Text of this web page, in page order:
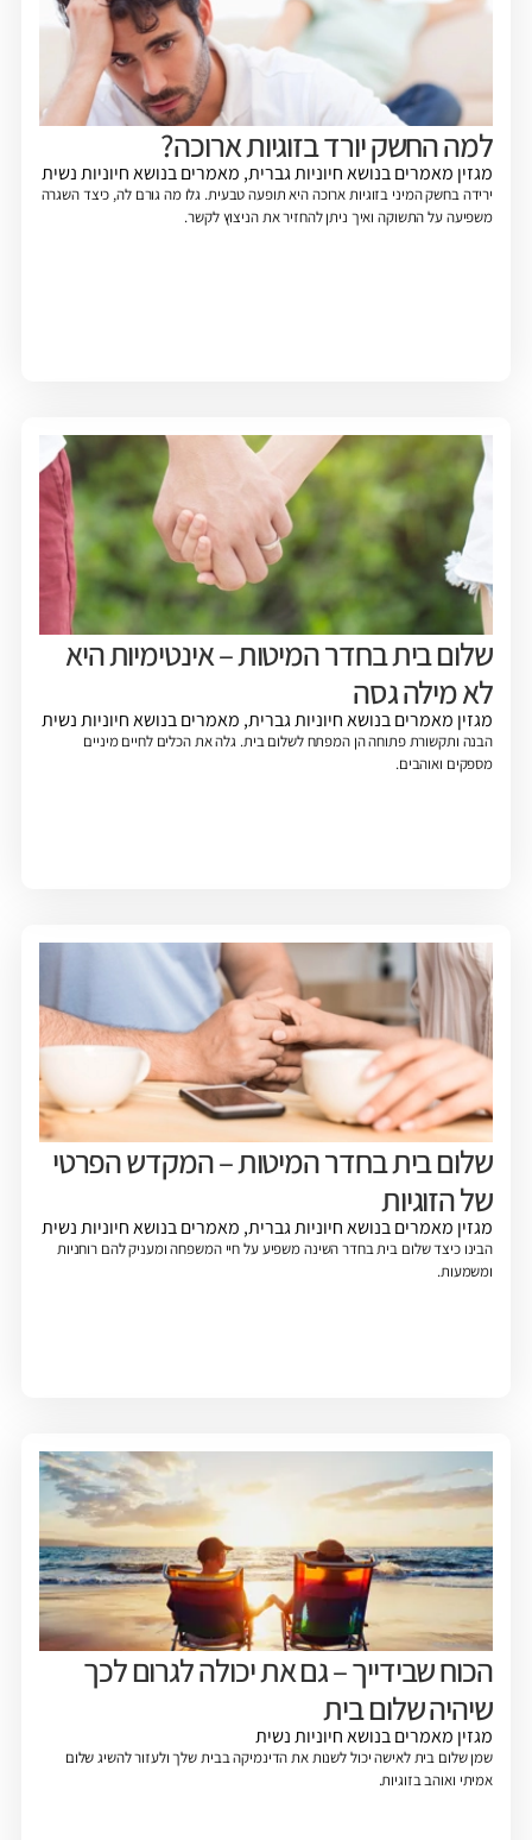
למה החשק יורד בזוגיות ארוכה?
מגזין מאמרים בנושא חיוניות גברית, מאמרים בנושא חיוניות נשית
ירידה בחשק המיני בזוגיות ארוכה היא תופעה טבעית. גלו מה גורם לה, כיצד השגרה
משפיעה על התשוקה ואיך ניתן להחזיר את הניצוץ לקשר.
שלום בית בחדר המיטות – אינטימיות היא
לא מילה גסה
מגזין מאמרים בנושא חיוניות גברית, מאמרים בנושא חיוניות נשית
הבנה ותקשורת פתוחה הן המפתח לשלום בית. גלה את הכלים לחיים מיניים
מספקים ואוהבים.
שלום בית בחדר המיטות – המקדש הפרטי
של הזוגיות
מגזין מאמרים בנושא חיוניות גברית, מאמרים בנושא חיוניות נשית
הבינו כיצד שלום בית בחדר השינה משפיע על חיי המשפחה ומעניק להם רוחניות
ומשמעות.
הכוח שבידייך – גם את יכולה לגרום לכך
שיהיה שלום בית
מגזין מאמרים בנושא חיוניות נשית
שמן שלום בית לאישה יכול לשנות את הדינמיקה בבית שלך ולעזור להשיג שלום
אמיתי ואוהב בזוגיות.